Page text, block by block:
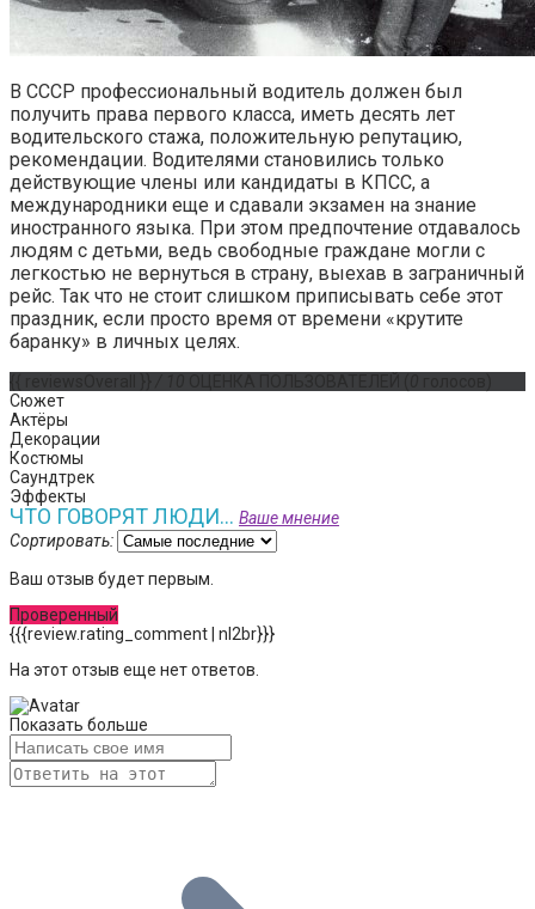
В СССР профессиональный водитель должен был
получить права первого класса, иметь десять лет
водительского стажа, положительную репутацию,
рекомендации. Водителями становились только
действующие члены или кандидаты в КПСС, а
международники еще и сдавали экзамен на знание
иностранного языка. При этом предпочтение отдавалось
людям с детьми, ведь свободные граждане могли с
легкостью не вернуться в страну, выехав в заграничный
рейс. Так что не стоит слишком приписывать себе этот
праздник, если просто время от времени «крутите
баранку» в личных целях.
Сюжет
Актёры
Декорации
Костюмы
Саундтрек
Эффекты
ЧТО ГОВОРЯТ ЛЮДИ... Ваше мнение
Сортировать:
Ваш отзыв будет первым.
Проверенный
{{{review.rating_comment | nl2br}}}
На этот отзыв еще нет ответов.
Показать больше